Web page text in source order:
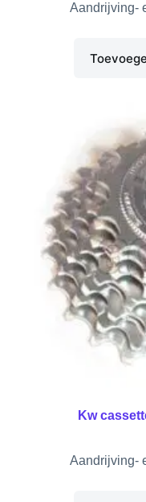
Aandrijving-
Kw
Aandrijving-